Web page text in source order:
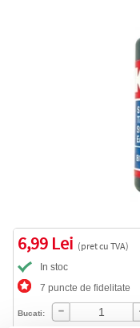
6,99 Lei (pret cu TVA)
In stoc
7 puncte de fidelitate
Bucati: